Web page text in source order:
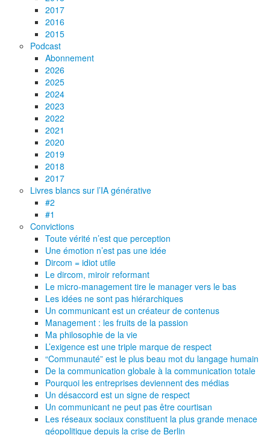
2017
2016
2015
Podcast
Abonnement
2026
2025
2024
2023
2022
2021
2020
2019
2018
2017
Livres blancs sur l’IA générative
#2
#1
Convictions
Toute vérité n’est que perception
Une émotion n’est pas une idée
Dircom = idiot utile
Le dircom, miroir reformant
Le micro-management tire le manager vers le bas
Les idées ne sont pas hiérarchiques
Un communicant est un créateur de contenus
Management : les fruits de la passion
Ma philosophie de la vie
L’exigence est une triple marque de respect
“Communauté” est le plus beau mot du langage humain
De la communication globale à la communication totale
Pourquoi les entreprises deviennent des médias
Un désaccord est un signe de respect
Un communicant ne peut pas être courtisan
Les réseaux sociaux constituent la plus grande menace
géopolitique depuis la crise de Berlin